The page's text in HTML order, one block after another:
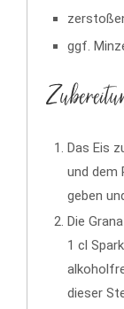
ggf.
Das Eis
und dem
geben
Die
1 cl
dieser